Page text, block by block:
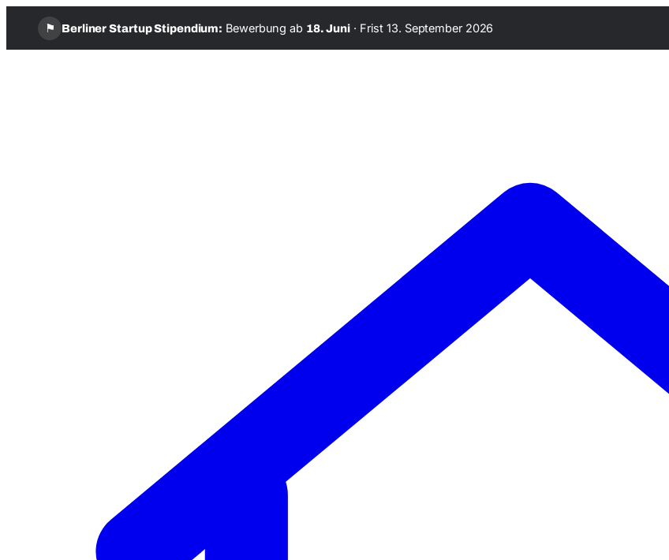
⚑ Berliner Startup Stipendium: Bewerbung ab 18. Juni · Frist 13. September 2026